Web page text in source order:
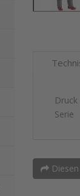
Druck
Serie